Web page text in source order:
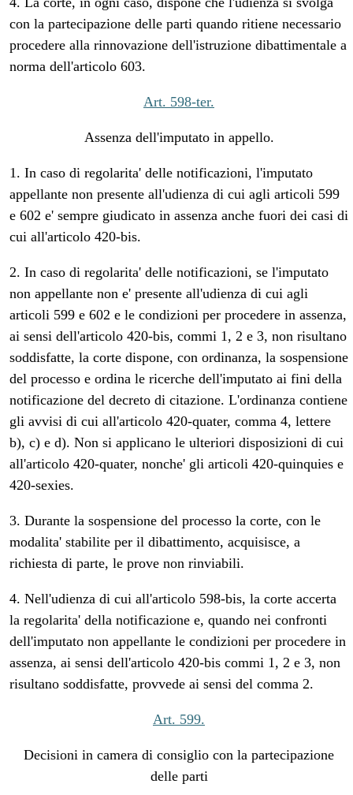
con la partecipazione delle parti quando ritiene necessario
procedere alla rinnovazione dell'istruzione dibattimentale a
norma dell'articolo 603.
Art. 598-ter.
Assenza dell'imputato in appello.
1. In caso di regolarita' delle notificazioni, l'imputato
appellante non presente all'udienza di cui agli articoli 599
e 602 e' sempre giudicato in assenza anche fuori dei casi di
cui all'articolo 420-bis.
2. In caso di regolarita' delle notificazioni, se l'imputato
non appellante non e' presente all'udienza di cui agli
articoli 599 e 602 e le condizioni per procedere in assenza,
ai sensi dell'articolo 420-bis, commi 1, 2 e 3, non risultano
soddisfatte, la corte dispone, con ordinanza, la sospensione
del processo e ordina le ricerche dell'imputato ai fini della
notificazione del decreto di citazione. L'ordinanza contiene
gli avvisi di cui all'articolo 420-quater, comma 4, lettere
b), c) e d). Non si applicano le ulteriori disposizioni di cui
all'articolo 420-quater, nonche' gli articoli 420-quinquies e
420-sexies.
3. Durante la sospensione del processo la corte, con le
modalita' stabilite per il dibattimento, acquisisce, a
richiesta di parte, le prove non rinviabili.
4. Nell'udienza di cui all'articolo 598-bis, la corte accerta
la regolarita' della notificazione e, quando nei confronti
dell'imputato non appellante le condizioni per procedere in
assenza, ai sensi dell'articolo 420-bis commi 1, 2 e 3, non
risultano soddisfatte, provvede ai sensi del comma 2.
Art. 599.
Decisioni in camera di consiglio con la partecipazione
delle parti